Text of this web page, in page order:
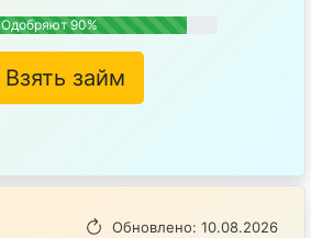
Одобряют 90%
Взять займ
Обновлено: 10.08.2026